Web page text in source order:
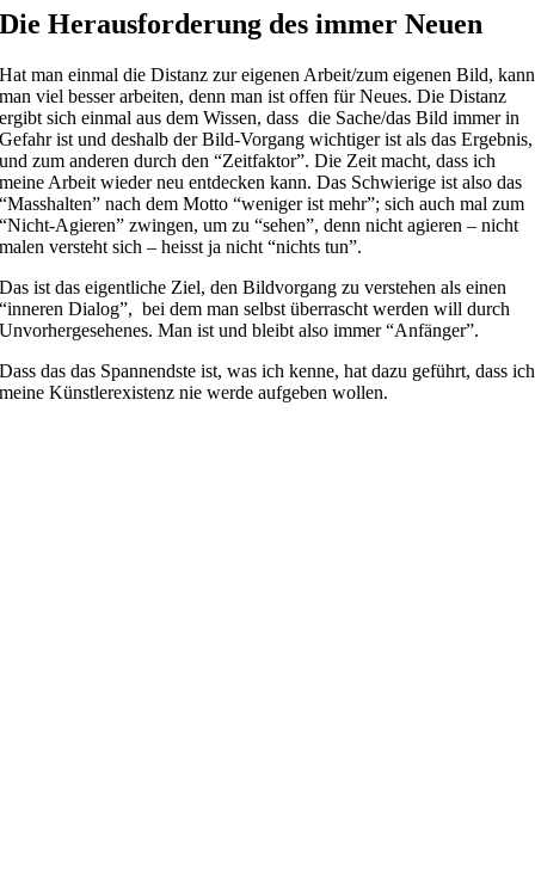
Die Herausforderung des immer Neuen
Hat man einmal die Distanz zur eigenen Arbeit/zum eigenen Bild, kann
man viel besser arbeiten, denn man ist offen für Neues. Die Distanz
ergibt sich einmal aus dem Wissen, dass die Sache/das Bild immer in
Gefahr ist und deshalb der Bild-Vorgang wichtiger ist als das Ergebnis,
und zum anderen durch den “Zeitfaktor”. Die Zeit macht, dass ich
meine Arbeit wieder neu entdecken kann. Das Schwierige ist also das
“Masshalten” nach dem Motto “weniger ist mehr”; sich auch mal zum
“Nicht-Agieren” zwingen, um zu “sehen”, denn nicht agieren – nicht
malen versteht sich – heisst ja nicht “nichts tun”.
Das ist das eigentliche Ziel, den Bildvorgang zu verstehen als einen
“inneren Dialog”, bei dem man selbst überrascht werden will durch
Unvorhergesehenes. Man ist und bleibt also immer “Anfänger”.
Dass das das Spannendste ist, was ich kenne, hat dazu geführt, dass ich
meine Künstlerexistenz nie werde aufgeben wollen.